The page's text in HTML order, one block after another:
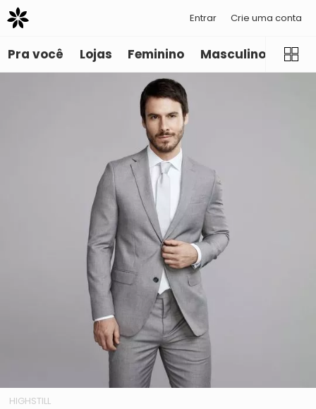
Entrar Crie uma conta
Pra você Lojas Feminino Masculino
HIGHSTILL